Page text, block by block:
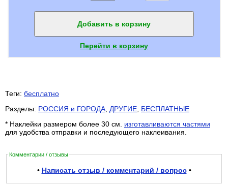
Добавить в корзину
Перейти в корзину
Теги: бесплатно
Разделы: РОССИЯ и ГОРОДА ДРУГИЕ БЕСПЛАТНЫЕ
* Наклейки размером более 30 см. изготавливаются частями
для удобства отправки и последующего наклеивания.
Комментарии / отзывы
• Написать отзыв / комментарий / вопрос•